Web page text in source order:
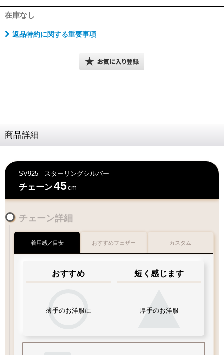
在庫なし
返品特約に関する重要事項
商品詳細
SV925 スターリングシルバー
チェーン45cm
チェーン詳細
着用感／目安
おすすめ
薄手のお洋服に
短く感じます
厚手のお洋服
おすすめフェザー カスタム